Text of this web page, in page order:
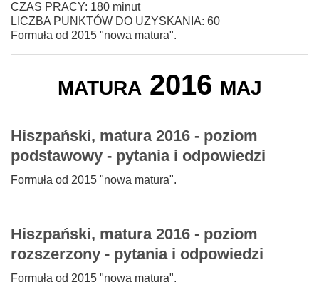
CZAS PRACY: 180 minut
LICZBA PUNKTÓW DO UZYSKANIA: 60
Formuła od 2015 "nowa matura".
matura 2016 maj
Hiszpański, matura 2016 - poziom
podstawowy - pytania i odpowiedzi
Formuła od 2015 "nowa matura".
Hiszpański, matura 2016 - poziom
rozszerzony - pytania i odpowiedzi
Formuła od 2015 "nowa matura".